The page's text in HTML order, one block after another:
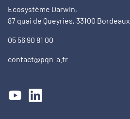
Ecosystème Darwin,
87 quai de Queyries, 33100 Bordeaux
05 56 90 81 00
contact@pqn-a.fr